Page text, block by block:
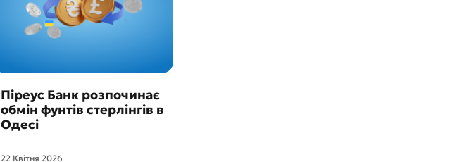
Піреус Банк розпочинає
обмін фунтів стерлінгів в
Одесі
22 Квітня 2026